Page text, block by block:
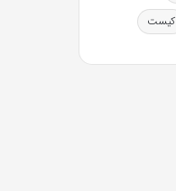
کیست